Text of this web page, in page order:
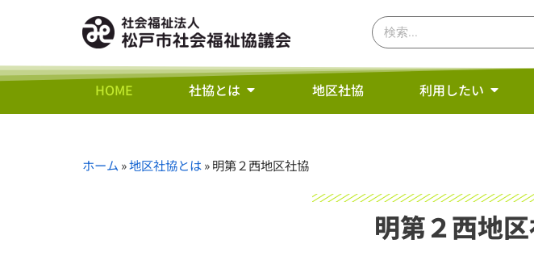
HOME 社協とは 地区社協 利用したい
ホーム »地区社協とは»明第２西地区社協
明第２西地